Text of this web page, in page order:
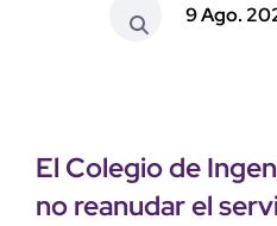
9 Ago.
El Colegio de
no reanudar el